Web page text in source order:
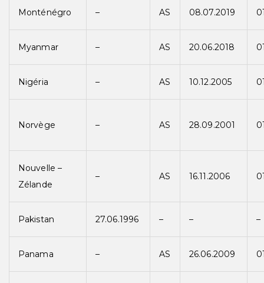
Monténégro – AS 08.07.2019
Myanmar – AS 20.06.2018
Nigéria – AS 10.12.2005
Norvège – AS 28.09.2001
Nouvelle –
Zélande
– AS 16.11.2006
Pakistan 27.06.1996 – – –
Panama – AS 26.06.2009